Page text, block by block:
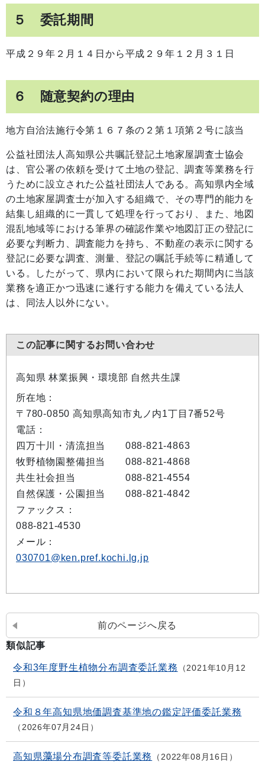
５ 委託期間
平成２９年２月１４日から平成２９年１２月３１日
６ 随意契約の理由
地方自治法施行令第１６７条の２第１項第２号に該当
公益社団法人高知県公共嘱託登記土地家屋調査士協会
は、官公署の依頼を受けて土地の登記、調査等業務を行
うために設立された公益社団法人である。高知県内全域
の土地家屋調査士が加入する組織で、その専門的能力を
結集し組織的に一貫して処理を行っており、また、地図
混乱地域等における筆界の確認作業や地図訂正の登記に
必要な判断力、調査能力を持ち、不動産の表示に関する
登記に必要な調査、測量、登記の嘱託手続等に精通して
いる。したがって、県内において限られた期間内に当該
業務を適正かつ迅速に遂行する能力を備えている法人
は、同法人以外にない。
この記事に関するお問い合わせ
高知県 林業振興・環境部 自然共生課
所在地：
〒780-0850 高知県高知市丸ノ内1丁目7番52号
電話：
四万十川・清流担当 088-821-4863
牧野植物園整備担当 088-821-4868
共生社会担当 088-821-4554
自然保護・公園担当 088-821-4842
ファックス：
088-821-4530
メール：
030701@ken.pref.kochi.lg.jp
前のページへ戻る
類似記事
令和3年度野生植物分布調査委託業務
2021年10月12
日
令和８年高知県地価調査基準地の鑑定評価委託業務
2026年07月24日
高知県藻場分布調査等委託業務 2022年08月16日